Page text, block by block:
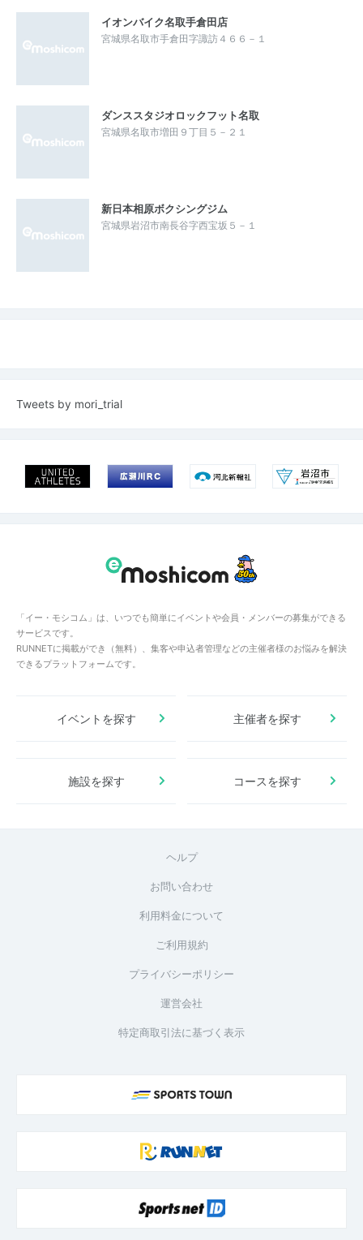
イオンバイク名取手倉田店
宮城県名取市手倉田字諏訪４６６－１
ダンススタジオロックフット名取
宮城県名取市増田９丁目５－２１
新日本相原ボクシングジム
宮城県岩沼市南長谷字西宝坂５－１
Tweets by mori_trial
「イー・モシコム」は、いつでも簡単にイベントや会員・メンバーの募集ができる
サービスです。
RUNNETに掲載ができ（無料）、集客や申込者管理などの主催者様のお悩みを解決
できるプラットフォームです。
イベントを探す 主催者を探す
施設を探す コースを探す
ヘルプ
お問い合わせ
利用料金について
ご利用規約
プライバシーポリシー
運営会社
特定商取引法に基づく表示